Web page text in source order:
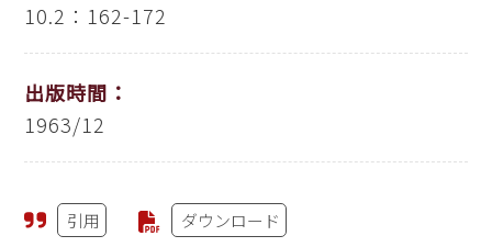
10.2：162-172
出版時間：
1963/12
引用 ダウンロード